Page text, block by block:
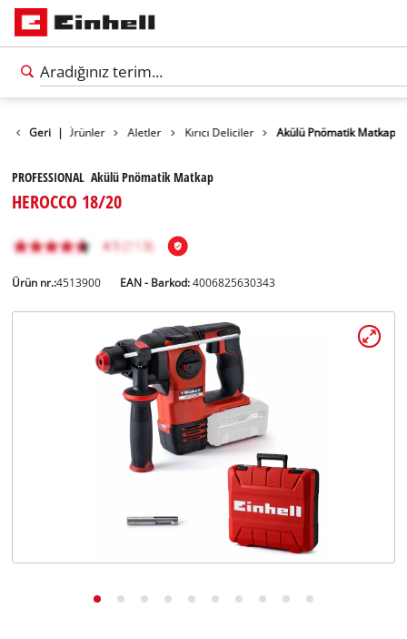
Geri | Ürünler Aletler Kırıcı Deliciler Akülü Pnömatik Matkap
PROFESSIONAL Akülü Pnömatik Matkap
HEROCCO 18/20
Ürün nr.:4513900 EAN - Barkod:4006825630343